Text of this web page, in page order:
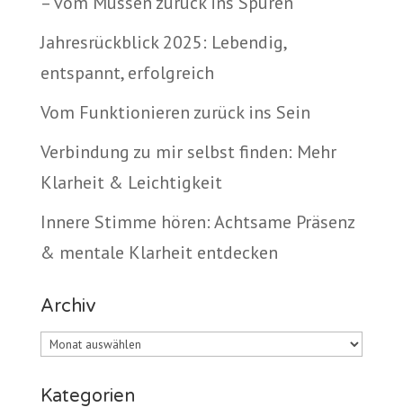
Jahresrückblick 2025: Lebendig,
entspannt, erfolgreich
Vom Funktionieren zurück ins Sein
Verbindung zu mir selbst finden: Mehr
Klarheit & Leichtigkeit
Innere Stimme hören: Achtsame Präsenz
& mentale Klarheit entdecken
Archiv
Archiv
Kategorien